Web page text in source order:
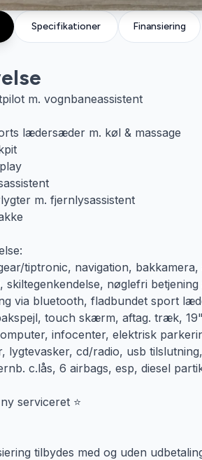
Specifikationer Finansiering
m. vognbaneassistent
lædersæder m. køl & massage
m. fjernlysassistent
tiptronic, navigation,
skiltegenkendelse, nøglefri
via bluetooth, fladbundet sport
touch skærm, aftag. træk,
infocenter, elektrisk
lygtevasker, cd/radio, usb
c.lås, 6 airbags, esp, diesel
serviceret ⭐
tilbydes med og uden